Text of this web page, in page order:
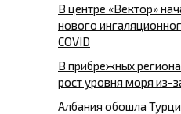
В центре «Вектор»
нового
COVID
В прибрежных
рост уровня моря из-
Албания обошла